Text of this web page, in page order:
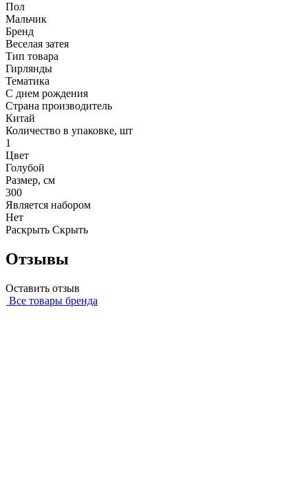
Пол
Мальчик
Бренд
Веселая затея
Тип товара
Гирлянды
Тематика
С днем рождения
Страна производитель
Китай
Количество в упаковке, шт
1
Цвет
Голубой
Размер, см
300
Является набором
Нет
Раскрыть Скрыть
Отзывы
Оставить отзыв
Все товары бренда